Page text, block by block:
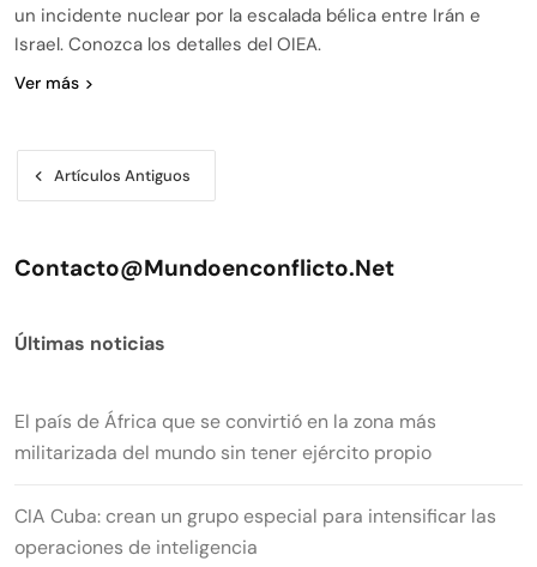
un incidente nuclear por la escalada bélica entre Irán e
Israel. Conozca los detalles del OIEA.
Ver más
Navegación
de
entradas
Artículos Antiguos
Contacto@mundoenconflicto.net
Últimas noticias
El país de África que se convirtió en la zona más
militarizada del mundo sin tener ejército propio
CIA Cuba: crean un grupo especial para intensificar las
operaciones de inteligencia